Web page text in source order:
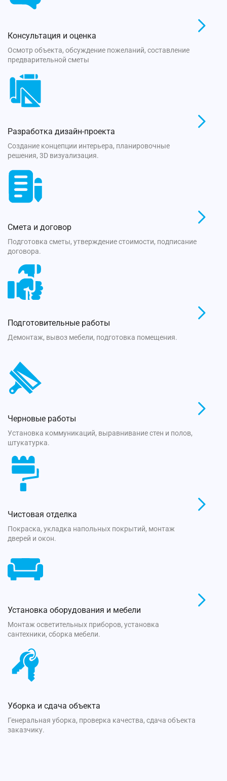
Консультация и оценка
Осмотр объекта, обсуждение пожеланий, составление
предварительной сметы
Разработка дизайн-проекта
Создание концепции интерьера, планировочные
решения, 3D визуализация.
Смета и договор
Подготовка сметы, утверждение стоимости, подписание
договора.
Подготовительные работы
Демонтаж, вывоз мебели, подготовка помещения.
Черновые работы
Установка коммуникаций, выравнивание стен и полов,
штукатурка.
Чистовая отделка
Покраска, укладка напольных покрытий, монтаж
дверей и окон.
Установка оборудования и мебели
Монтаж осветительных приборов, установка
сантехники, сборка мебели.
Уборка и сдача объекта
Генеральная уборка, проверка качества, сдача объекта
заказчику.